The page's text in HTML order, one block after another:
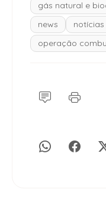
gás natural e
news
notícias
operação